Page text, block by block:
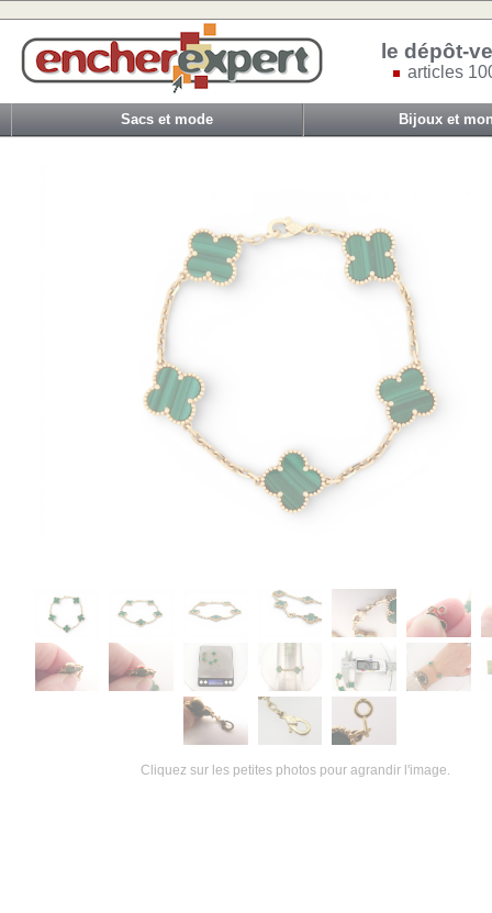
le dépôt-
articles
Sacs et mode Bijoux et
Cliquez sur les petites photos pour agrandir l'image.